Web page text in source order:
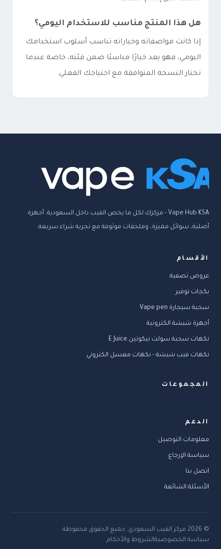
هل هذا المنتج مناسب للاستخدام اليومي؟
إذا كانت مواصفاته وخياراته تناسب أسلوب استخدامك
اليومي، فهو يعد خيارًا مناسبًا ضمن فئته، خاصة عندما
تختار النسخة المتوافقة مع احتياجك الفعلي.
Vape Hub KSA - مركزك لكل ما يخص الفيب داخل السعودية. أجهزة
أصلية، سوائل مميزة، وملحقات موثوقة مع تجربة شراء سريعة.
الأقسام
عروض تصفية
بكجات توفير
سحبة سيجارة Vape pen
أجهزة شيشة الكترونية
نكهات سحبة سولت نيكوتين E Juice
نكهات فيب شيشة - نكهات معسل الكتروني
المجموعات
الدعم
معلومات التوصيل
سياسة الإرجاع
اتصل بنا
الأسئلة الشائعة
©
2026 مركز الفيب السعودي. جميع الحقوق محفوظة.
سياسة الخصوصيةالشروط والأحكام